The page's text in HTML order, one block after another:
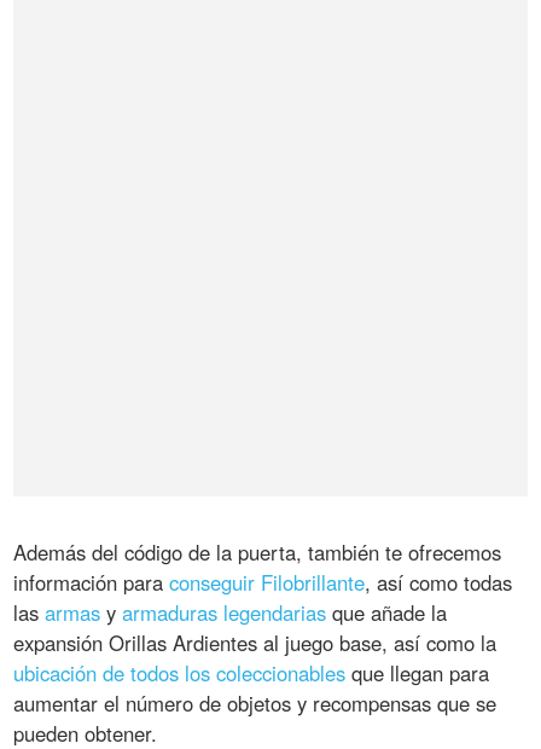
Además del código de la puerta, también te ofrecemos
información paraconseguir Filobrillante, así como todas
lasarmas yarmaduras legendarias que añade la
expansión Orillas Ardientes al juego base, así como la
ubicación de todos los coleccionables que llegan para
aumentar el número de objetos y recompensas que se
pueden obtener.